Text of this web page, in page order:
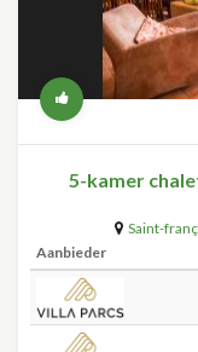
5-kamer
Saint-
Aanbieder